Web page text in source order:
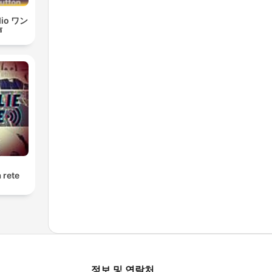
ワン
rete
정보 및 연락처